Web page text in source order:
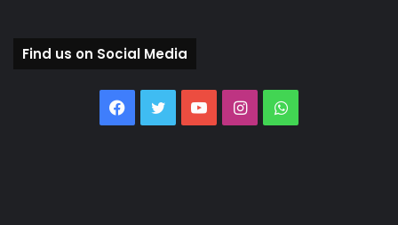
Find us on Social Media
Facebook
TwitterYouTubeInstagramWhatsApp